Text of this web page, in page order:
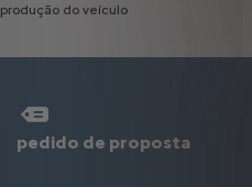
produção do veículo
pedido de proposta